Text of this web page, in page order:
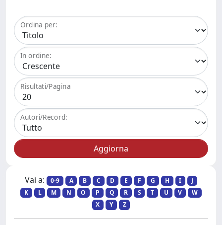
Ordina per:
In ordine:
Risultati/Pagina
Autori/Record:
Vai a: 0-9 A B C D E F G H I
J
K
L M N O P Q R S T U V
W
X
Y Z